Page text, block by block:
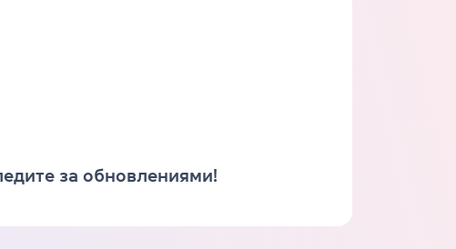
за обновлениями!